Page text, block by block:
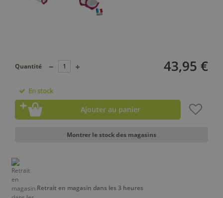
43,95 €
Quantité
En stock
Ajouter au panier
Montrer le stock des magasins
Retrait en magasin dans les 3 heures